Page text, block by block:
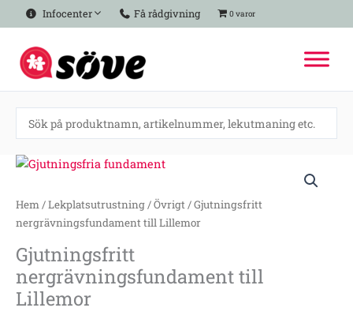
Hoppa
till
innehåll
Infocenter Få rådgivning 0 varor
Hem/Lekplatsutrustning/Övrigt/ Gjutningsfritt
nergrävningsfundament till Lillemor
Gjutningsfritt
nergrävningsfundament till
Lillemor
Gjutningsfritt
till
Lillemor